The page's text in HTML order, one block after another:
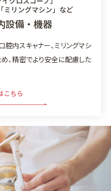
ミリングマシン」など
設備・機器
腔内スキャナー、ミリングマシ
、精密でより安全に配慮した
こちら